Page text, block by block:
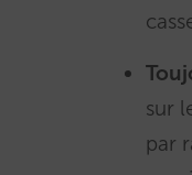
sur
par